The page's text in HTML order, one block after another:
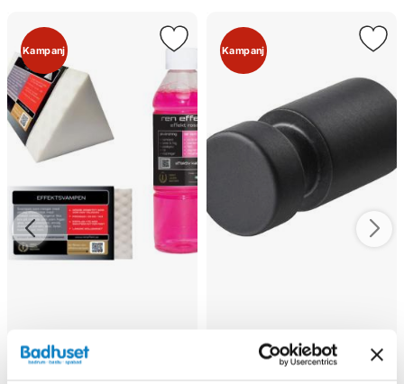
Kampanj
Effekt Kalkborttagning
Kampanj
Tapwell TA241